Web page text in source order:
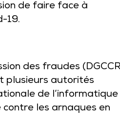
de faire face à
19.
des fraudes
plusieurs autorités
de
les arnaques en